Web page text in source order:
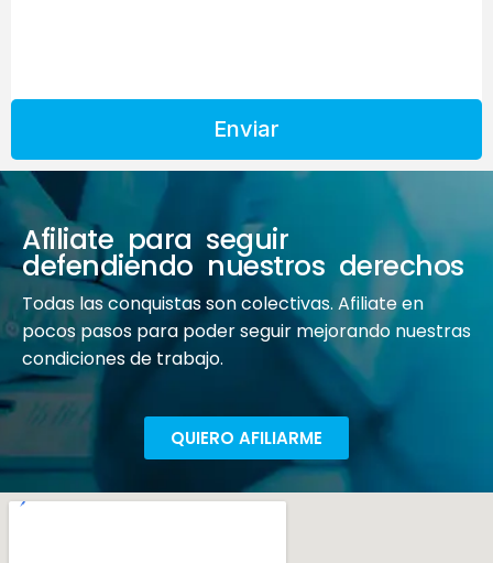
Enviar
Afiliate para seguir
defendiendo nuestros derechos
Todas las conquistas son colectivas. Afiliate en
pocos pasos para poder seguir mejorando nuestras
condiciones de trabajo.
QUIERO AFILIARME